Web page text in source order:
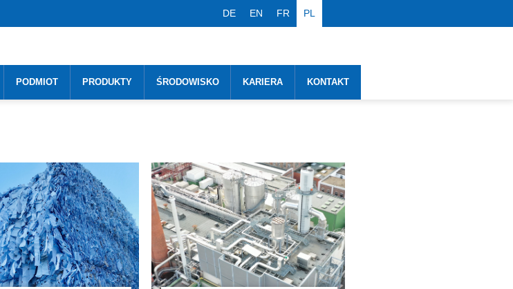
DE EN FR PL
PODMIOT PRODUKTY ŚRODOWISKO KARIERA KONTAKT